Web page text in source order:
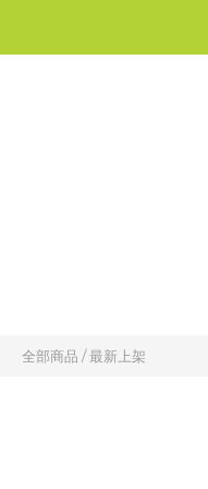
全部商品 /最新上架